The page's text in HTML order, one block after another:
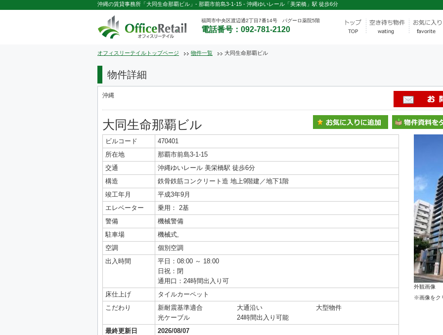
沖縄の賃貸事務所「大同生命那覇ビル」- 那覇市前島3-1-15 - 沖縄ゆいレール「美栄橋」駅 徒歩6分
福岡市中央区渡辺通2丁目7番14号 パグーロ薬院5階
電話番号：092-781-2120
オフィスリーテイルトップページ 物件一覧 大同生命那覇ビル
物件詳細
沖縄
大同生命那覇ビル
ビルコード
470401
所在地
那覇市前島3-1-15
交通
沖縄ゆいレール 美栄橋駅 徒歩6分
構造
鉄骨鉄筋コンクリート造 地上9階建／地下1階
竣工年月
平成3年9月
エレベーター
乗用： 2基
警備
機械警備
駐車場
機械式,
空調
個別空調
出入時間
平日：08:00 ～ 18:00
日祝：閉
通用口：24時間出入り可
床仕上げ
タイルカーペット
こだわり
新耐震基準適合 大通沿い
大型物件
光ケーブル
24時間出入り可能
最終更新日
2026/08/07
外観画像
※画像をク